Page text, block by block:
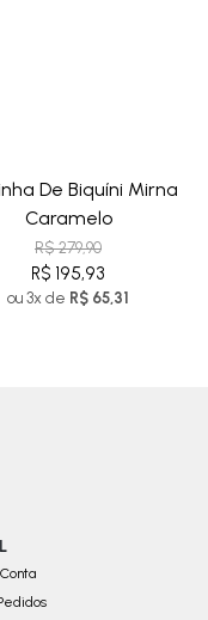
De Biquíni Mirna
Caramelo
R$ 279,90
R$ 195,93
ou 3x de R$ 65,31